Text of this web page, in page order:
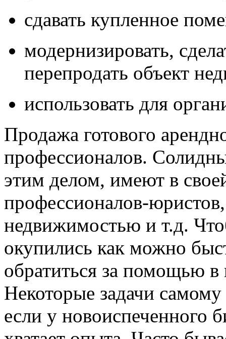
сдавать купленное
модернизировать,
перепродать объект
использовать для
Продажа готового
профессионалов.
этим делом, имеют в
профессионалов-
недвижимостью и т.д.
окупились как можно
обратиться за помощью в
Некоторые задачи
если у новоиспеченного